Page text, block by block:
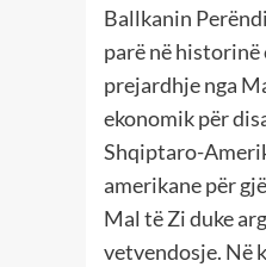
Ballkanin
parë në
prejardhje nga
ekonomik për
Shqiptaro-
amerikane për
Mal të Zi duke
vetvendosje. Në